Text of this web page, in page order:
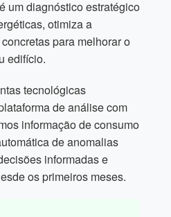
um diagnóstico estratégico
otimiza a
para melhorar o
edifício.
tecnológicas
de análise com
informação de consumo
de anomalias
informadas e
os primeiros meses.